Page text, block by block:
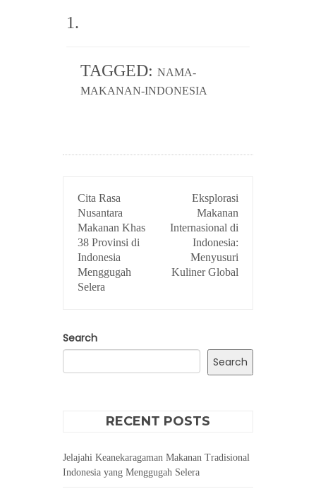
1.
TAGGED: NAMA-
MAKANAN-INDONESIA
NAVIGATION
Cita Rasa
Nusantara
Makanan Khas
38 Provinsi di
Indonesia
Menggugah
Selera
Eksplorasi
Makanan
Internasional di
Indonesia:
Menyusuri
Kuliner Global
Search
Search
RECENT POSTS
Jelajahi Keanekaragaman Makanan Tradisional
Indonesia yang Menggugah Selera